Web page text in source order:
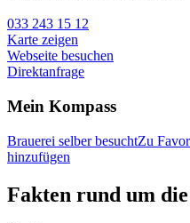
033 243 15 12
Karte zeigen
Webseite besuchen
Direktanfrage
Mein Kompass
Brauerei selber besuchtZu
hinzufügen
Fakten rund um